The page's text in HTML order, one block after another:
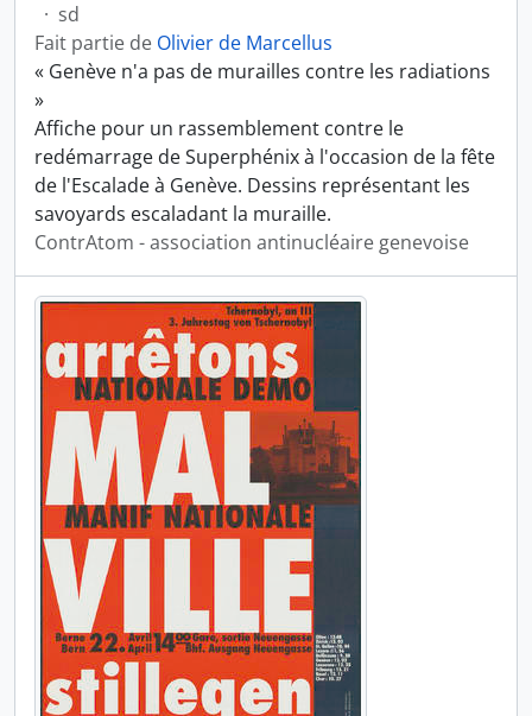
· sd
Fait partie de Olivier de Marcellus
« Genève n'a pas de murailles contre les radiations
»
Affiche pour un rassemblement contre le
redémarrage de Superphénix à l'occasion de la fête
de l'Escalade à Genève. Dessins représentant les
savoyards escaladant la muraille.
ContrAtom - association antinucléaire genevoise